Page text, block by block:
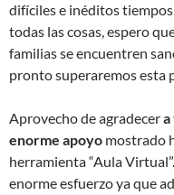
difíciles e inéditos
todas las cosas, espero
familias se encuentren
pronto superaremos esta
Aprovecho de agradecera
enorme apoyo mostrado
herramienta “Aula
enorme esfuerzo ya que